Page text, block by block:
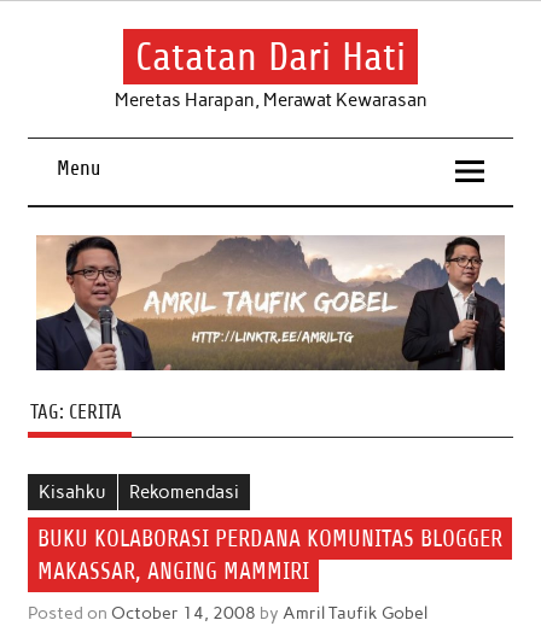
Skip
Catatan Dari Hati
Meretas Harapan, Merawat Kewarasan
Menu
TAG: CERITA
Kisahku Rekomendasi
BUKU KOLABORASI PERDANA KOMUNITAS BLOGGER
MAKASSAR, ANGING MAMMIRI
Posted on October 14, 2008 by Amril Taufik Gobel